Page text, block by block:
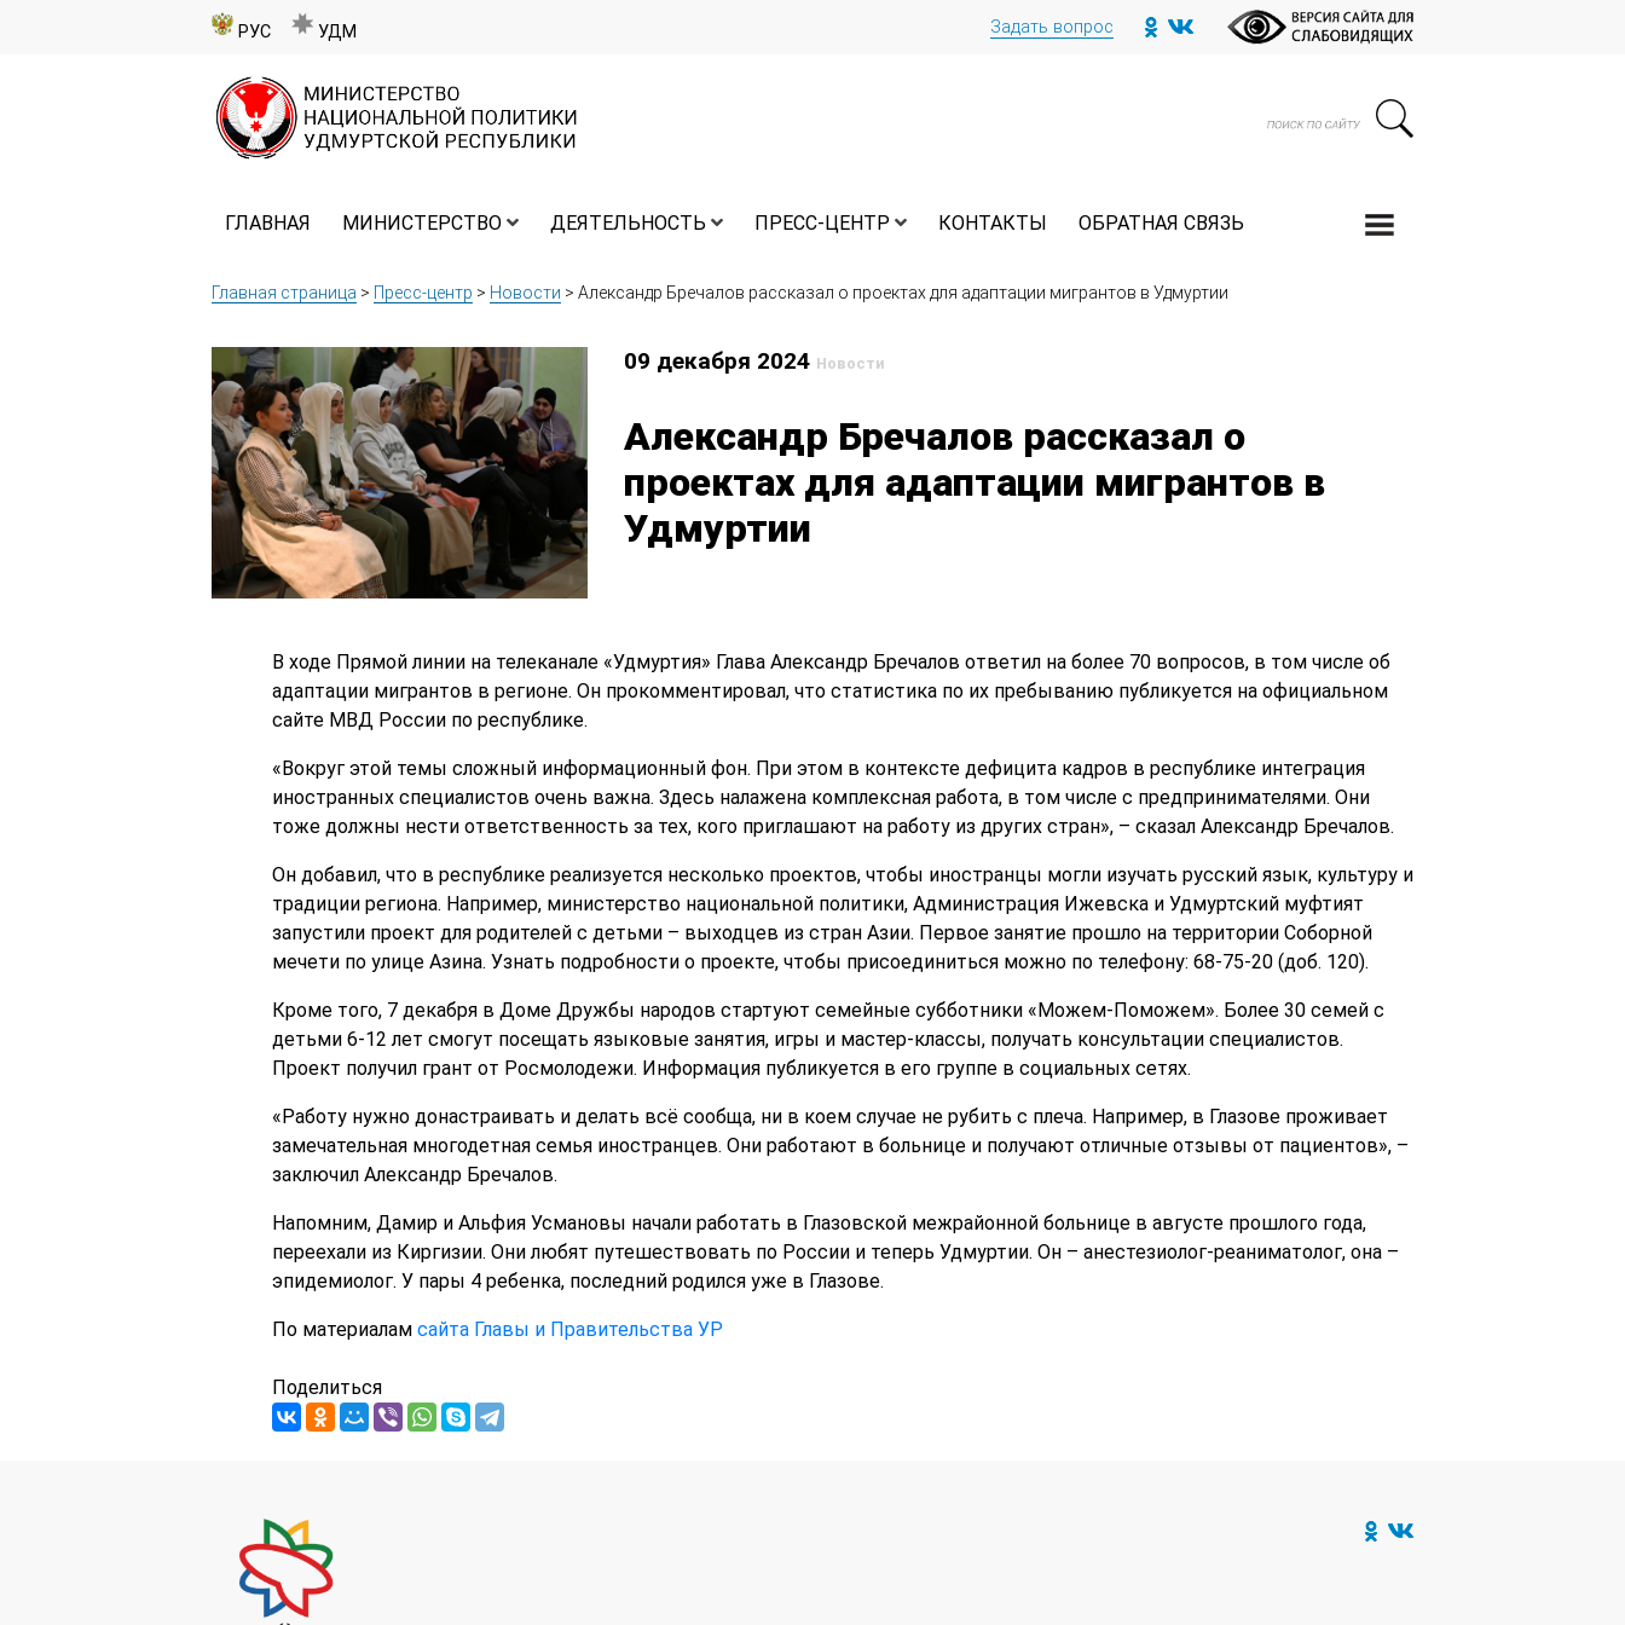
РУС УДМ Задать вопрос
ГЛАВНАЯ МИНИСТЕРСТВО ДЕЯТЕЛЬНОСТЬ ПРЕСС-ЦЕНТР КОНТАКТЫ ОБРАТНАЯ СВЯЗЬ
Главная страница > Пресс-центр > Новости > Александр Бречалов рассказал о проектах для адаптации мигрантов в Удмуртии
09 декабря 2024 Новости
Александр Бречалов рассказал о
проектах для адаптации мигрантов в
Удмуртии
В ходе Прямой линии на телеканале «Удмуртия» Глава Александр Бречалов ответил на более 70 вопросов, в том числе об
адаптации мигрантов в регионе. Он прокомментировал, что статистика по их пребыванию публикуется на официальном
сайте МВД России по республике.
«Вокруг этой темы сложный информационный фон. При этом в контексте дефицита кадров в республике интеграция
иностранных специалистов очень важна. Здесь налажена комплексная работа, в том числе с предпринимателями. Они
тоже должны нести ответственность за тех, кого приглашают на работу из других стран», – сказал Александр Бречалов.
Он добавил, что в республике реализуется несколько проектов, чтобы иностранцы могли изучать русский язык, культуру и
традиции региона. Например, министерство национальной политики, Администрация Ижевска и Удмуртский муфтият
запустили проект для родителей с детьми – выходцев из стран Азии. Первое занятие прошло на территории Соборной
мечети по улице Азина. Узнать подробности о проекте, чтобы присоединиться можно по телефону: 68-75-20 (доб. 120).
Кроме того, 7 декабря в Доме Дружбы народов стартуют семейные субботники «Можем-Поможем». Более 30 семей с
детьми 6-12 лет смогут посещать языковые занятия, игры и мастер-классы, получать консультации специалистов.
Проект получил грант от Росмолодежи. Информация публикуется в его группе в социальных сетях.
«Работу нужно донастраивать и делать всё сообща, ни в коем случае не рубить с плеча. Например, в Глазове проживает
замечательная многодетная семья иностранцев. Они работают в больнице и получают отличные отзывы от пациентов», –
заключил Александр Бречалов.
Напомним, Дамир и Альфия Усмановы начали работать в Глазовской межрайонной больнице в августе прошлого года,
переехали из Киргизии. Они любят путешествовать по России и теперь Удмуртии. Он – анестезиолог-реаниматолог, она –
эпидемиолог. У пары 4 ребенка, последний родился уже в Глазове.
По материалам сайта Главы и Правительства УР
Поделиться